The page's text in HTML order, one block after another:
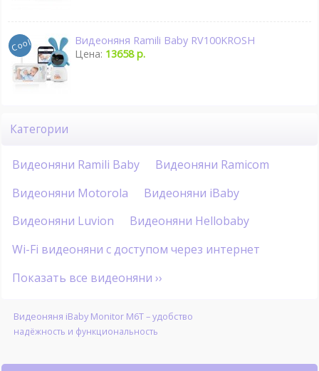
Видеоняня Ramili Baby RV100KROSH
Цена: 13658 р.
Категории
Видеоняни Ramili Baby
Видеоняни Ramicom
Видеоняни Motorola
Видеоняни iBaby
Видеоняни Luvion
Видеоняни Hellobaby
Wi-Fi видеоняни с доступом через интернет
Показать все видеоняни ››
Видеоняня iBaby Monitor M6T – удобство
надёжность и функциональность